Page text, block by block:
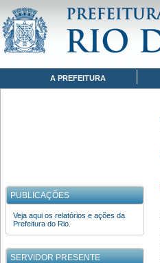
www.rio.rj.gov.br
POLÍTICA DE PRIVACIDADE
NavegaçãoA PREFEITURA
PUBLICAÇÕES
Veja aqui os relatórios e ações da
Prefeitura do Rio.
SERVIDOR PRESENTE